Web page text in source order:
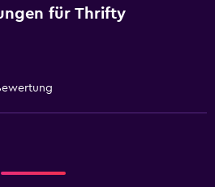
für Thrifty